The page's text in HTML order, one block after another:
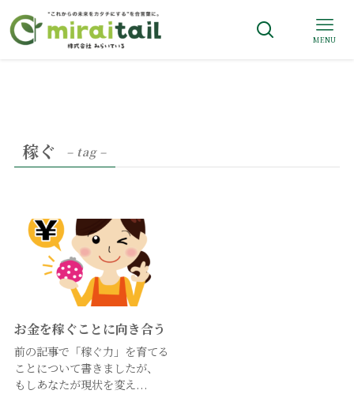
MENU
稼ぐ – tag –
お金を稼ぐことに向き合う
前の記事で「稼ぐ力」を育てる
ことについて書きましたが、
もしあなたが現状を変え...